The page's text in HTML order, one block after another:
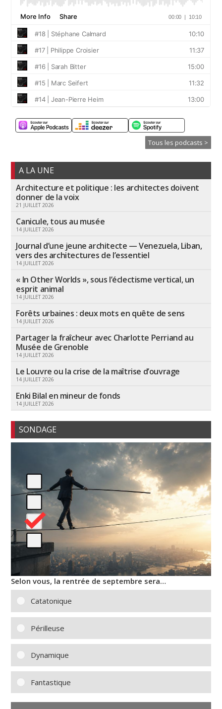
Tous les podcasts >
A LA UNE
Architecture et politique : les architectes doivent
donner de la voix
21 JUILLET 2026
Canicule, tous au musée
14 JUILLET 2026
Journal d’une jeune architecte — Venezuela, Liban,
vers des architectures de l’essentiel
14 JUILLET 2026
« In Other Worlds », sous l’éclectisme vertical, un
esprit animal
14 JUILLET 2026
Forêts urbaines : deux mots en quête de sens
14 JUILLET 2026
Partager la fraîcheur avec Charlotte Perriand au
Musée de Grenoble
14 JUILLET 2026
Le Louvre ou la crise de la maîtrise d’ouvrage
14 JUILLET 2026
Enki Bilal en mineur de fonds
14 JUILLET 2026
SONDAGE
Selon vous, la rentrée de septembre sera…
Catatonique
Périlleuse
Dynamique
Fantastique